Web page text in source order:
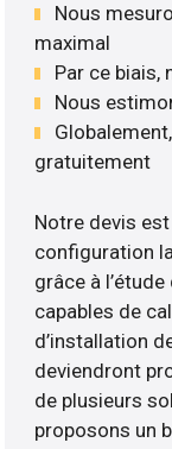
Nous
maximal
Par ce biais,
Nous
gratuitement
Notre devis
configuration
grâce à
capables de
d’installation
deviendront
de plusieurs
proposons un